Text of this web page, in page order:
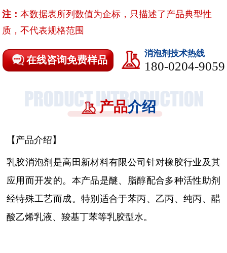
注：本数据表所列数值为企标，只描述了产品典型性
质，不代表规格范围
在线咨询免费样品
消泡剂技术热线
180-0204-9059
产品介绍
【产品介绍】
乳胶消泡剂是高田新材料有限公司针对橡胶行业及其
应用而开发的。本产品是醚、脂醇配合多种活性助剂
经特殊工艺而成。特别适合于苯丙、乙丙、纯丙、醋
酸乙烯乳液、羧基丁苯等乳胶型水。